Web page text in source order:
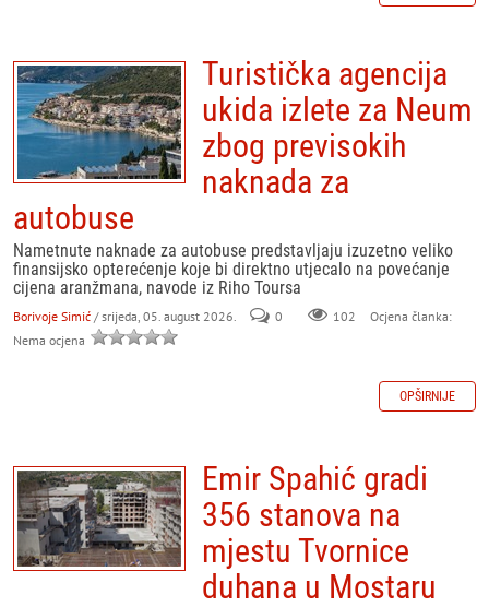
Turistička agencija
ukida izlete za Neum
zbog previsokih
naknada za
autobuse
Nametnute naknade za autobuse predstavljaju izuzetno veliko
finansijsko opterećenje koje bi direktno utjecalo na povećanje
cijena aranžmana, navode iz Riho Toursa
Borivoje Simić / srijeda, 05. august 2026. 0 102
Ocjena članka:
Nema ocjena
OPŠIRNIJE
Emir Spahić gradi
356 stanova na
mjestu Tvornice
duhana u Mostaru